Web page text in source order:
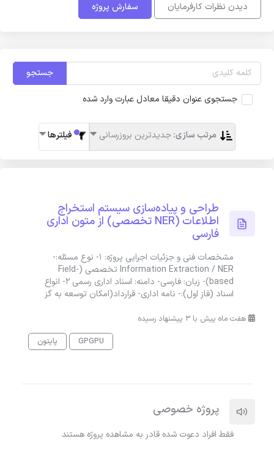
دیدن نظرات کارفرمایان سفارش پروژه
جستجو
جستجوی عنوان دقیقا معادل عبارت وارد شده
مرتب سازی:جدیدترین بروزرسانی فیلترها
طراحی و پیاده‌سازی سیستم استخراج
اطلاعات (NER تخصصی) از متون اداری
فارسی
مشخصات فنی و جزئیات اجرایی پروژه: 1- نوع مسئله:-
Information Extraction / NER تخصصی (Field-
based)- زبان: فارسی- دامنه: اسناد اداری رسمی 2- انواع
اسناد (فاز اول):- نامه اداری- قرارداد(امکان توسعه به گز
هفت ماه پیش با 3 پیشنهاد رسیده
GPGPU
پایتون
پروژه خصوصی
فقط افراد دعوت شده قادر به مشاهده پروژه هستند